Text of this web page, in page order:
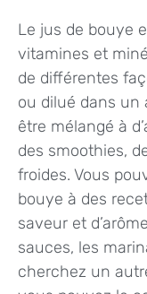
Le jus de bouye
vitamines et
de différentes
ou dilué dans un
être mélangé à
des smoothies,
froides. Vous
bouye à des
saveur et
sauces, les
cherchez un